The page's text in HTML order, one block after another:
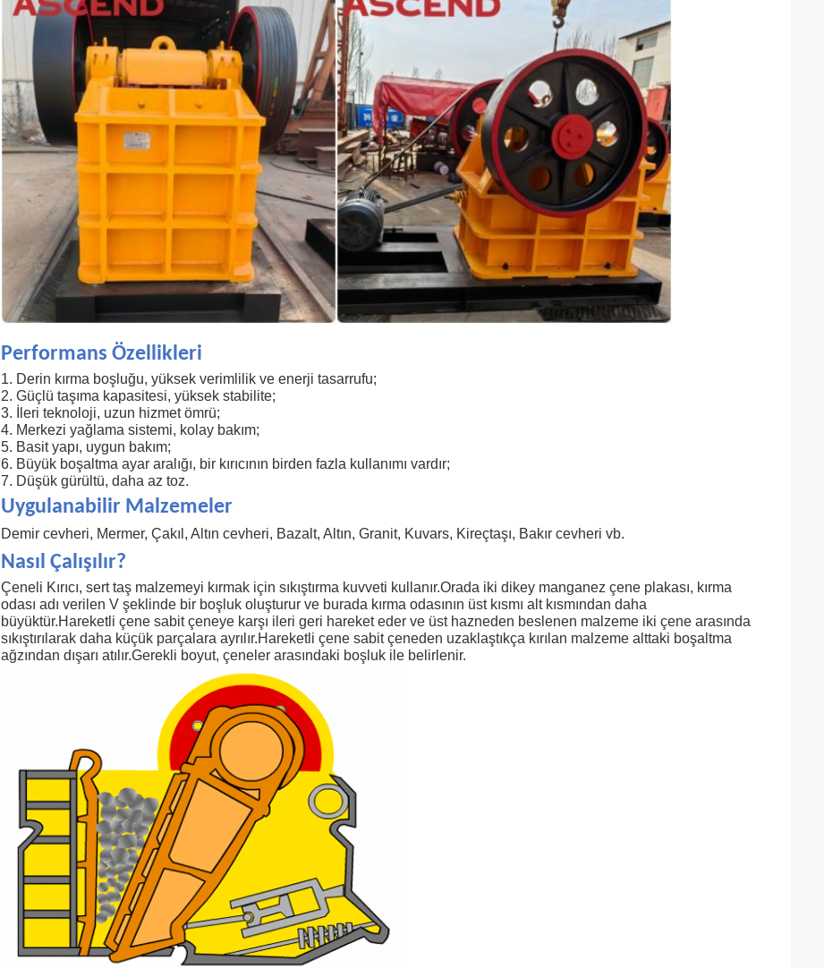
Performans Özellikleri
1. Derin kırma boşluğu, yüksek verimlilik ve enerji tasarrufu;
2. Güçlü taşıma kapasitesi, yüksek stabilite;
3. İleri teknoloji, uzun hizmet ömrü;
4. Merkezi yağlama sistemi, kolay bakım;
5. Basit yapı, uygun bakım;
6. Büyük boşaltma ayar aralığı, bir kırıcının birden fazla kullanımı vardır;
7. Düşük gürültü, daha az toz.
Uygulanabilir Malzemeler
Demir cevheri, Mermer, Çakıl, Altın cevheri, Bazalt, Altın, Granit, Kuvars, Kireçtaşı, Bakır cevheri vb.
Nasıl Çalışılır?
Çeneli Kırıcı, sert taş malzemeyi kırmak için sıkıştırma kuvveti kullanır.Orada iki dikey manganez çene plakası, kırma
odası adı verilen V şeklinde bir boşluk oluşturur ve burada kırma odasının üst kısmı alt kısmından daha
büyüktür.Hareketli çene sabit çeneye karşı ileri geri hareket eder ve üst hazneden beslenen malzeme iki çene arasında
sıkıştırılarak daha küçük parçalara ayrılır.Hareketli çene sabit çeneden uzaklaştıkça kırılan malzeme alttaki boşaltma
ağzından dışarı atılır.Gerekli boyut, çeneler arasındaki boşluk ile belirlenir.